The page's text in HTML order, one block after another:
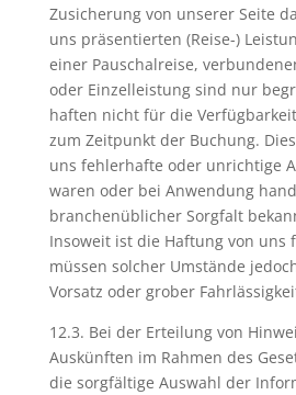
Zusicherung von unserer Seite
uns präsentierten (Reise-)
einer Pauschalreise,
oder Einzelleistung sind nur
haften nicht für die
zum Zeitpunkt der Buchung.
uns fehlerhafte oder unrichtige
waren oder bei Anwendung
branchenüblicher Sorgfalt
Insoweit ist die Haftung von uns
müssen solcher Umstände
Vorsatz oder grober
12.3. Bei der Erteilung von
Auskünften im Rahmen des
die sorgfältige Auswahl der